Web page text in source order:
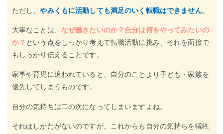
ただし、やみくもに活動しても満足のいく転職はできません。
大事なことは、 なぜ働きたいのか？自分は何をやってみたいの
か？ という点をしっかり考えて転職活動に挑み、それを面接で
もしっかり伝えることです。
家事や育児に追われていると、自分のことより子ども・家族を
優先してしまうものです。
自分の気持ちは二の次になってしまいますよね。
それはしかたがないのですが、これからも自分の気持ちを犠牲